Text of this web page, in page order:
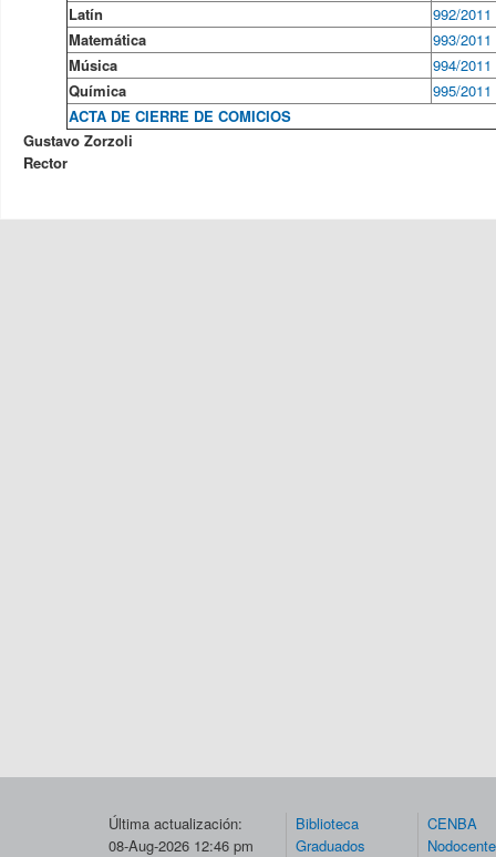
Latín
992/2011
Matemática
993/2011
Música
994/2011
Química
995/2011
ACTA DE CIERRE DE COMICIOS
Gustavo Zorzoli
Rector
Última actualización:
08-Aug-2026 12:46 pm
Biblioteca
Graduados
CENBA